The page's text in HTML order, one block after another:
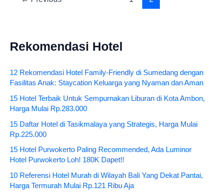
Rekomendasi Hotel
12 Rekomendasi Hotel Family-Friendly di Sumedang dengan
Fasilitas Anak: Staycation Keluarga yang Nyaman dan Aman
15 Hotel Terbaik Untuk Sempurnakan Liburan di Kota Ambon,
Harga Mulai Rp.283.000
15 Daftar Hotel di Tasikmalaya yang Strategis, Harga Mulai
Rp.225.000
15 Hotel Purwokerto Paling Recommended, Ada Luminor
Hotel Purwokerto Loh! 180K Dapet!!
10 Referensi Hotel Murah di Wilayah Bali Yang Dekat Pantai,
Harga Termurah Mulai Rp.121 Ribu Aja